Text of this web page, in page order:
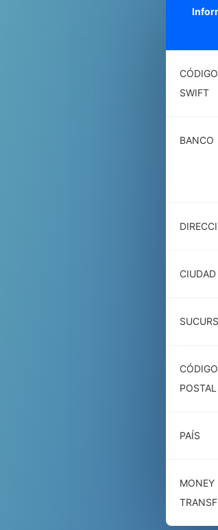
CÓDIGO
SWIFT
BANCO
CIUDAD
CÓDIGO
POSTAL
PAÍS
MONEY